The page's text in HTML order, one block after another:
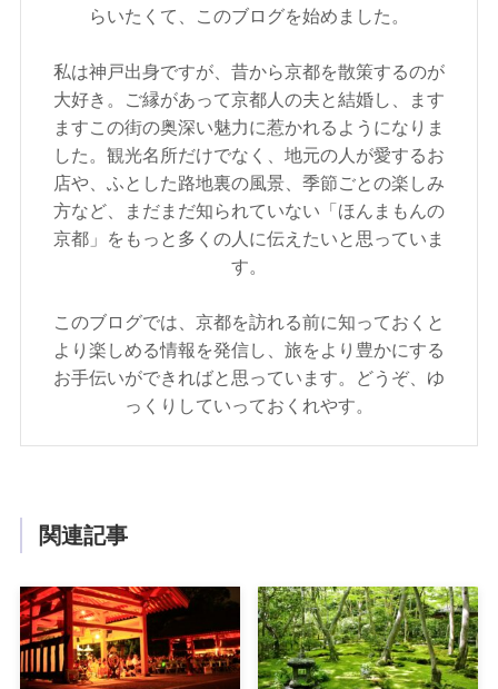
らいたくて、このブログを始めました。
私は神戸出身ですが、昔から京都を散策するのが
大好き。ご縁があって京都人の夫と結婚し、ます
ますこの街の奥深い魅力に惹かれるようになりま
した。観光名所だけでなく、地元の人が愛するお
店や、ふとした路地裏の風景、季節ごとの楽しみ
方など、まだまだ知られていない「ほんまもんの
京都」をもっと多くの人に伝えたいと思っていま
す。
このブログでは、京都を訪れる前に知っておくと
より楽しめる情報を発信し、旅をより豊かにする
お手伝いができればと思っています。どうぞ、ゆ
っくりしていっておくれやす。
関連記事